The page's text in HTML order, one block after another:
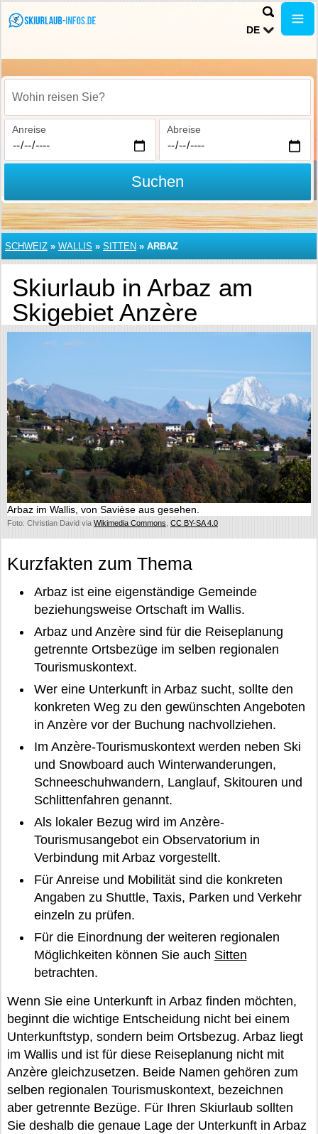
DE
Wohin reisen Sie?
Anreise Abreise
Suchen
SCHWEIZ » WALLIS » SITTEN » ARBAZ
Skiurlaub in Arbaz am
Skigebiet Anzère
Arbaz im Wallis, von Savièse aus gesehen.
Foto: Christian David via Wikimedia Commons CC BY-SA 4.0
Kurzfakten zum Thema
Arbaz ist eine eigenständige Gemeinde
beziehungsweise Ortschaft im Wallis.
Arbaz und Anzère sind für die Reiseplanung
getrennte Ortsbezüge im selben regionalen
Tourismuskontext.
Wer eine Unterkunft in Arbaz sucht, sollte den
konkreten Weg zu den gewünschten Angeboten
in Anzère vor der Buchung nachvollziehen.
Im Anzère-Tourismuskontext werden neben Ski
und Snowboard auch Winterwanderungen,
Schneeschuhwandern, Langlauf, Skitouren und
Schlittenfahren genannt.
Als lokaler Bezug wird im Anzère-
Tourismusangebot ein Observatorium in
Verbindung mit Arbaz vorgestellt.
Für Anreise und Mobilität sind die konkreten
Angaben zu Shuttle, Taxis, Parken und Verkehr
einzeln zu prüfen.
Für die Einordnung der weiteren regionalen
Möglichkeiten können Sie auch Sitten
betrachten.
Wenn Sie eine Unterkunft in Arbaz finden möchten,
beginnt die wichtige Entscheidung nicht bei einem
Unterkunftstyp, sondern beim Ortsbezug. Arbaz liegt
im Wallis und ist für diese Reiseplanung nicht mit
Anzère gleichzusetzen. Beide Namen gehören zum
selben regionalen Tourismuskontext, bezeichnen
aber getrennte Bezüge. Für Ihren Skiurlaub sollten
Sie deshalb die genaue Lage der Unterkunft in Arbaz